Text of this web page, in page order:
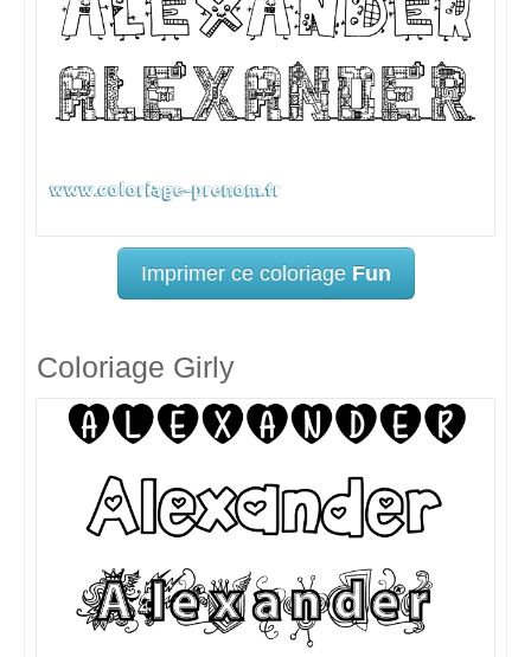
Imprimer ce coloriage Fun
Coloriage Girly